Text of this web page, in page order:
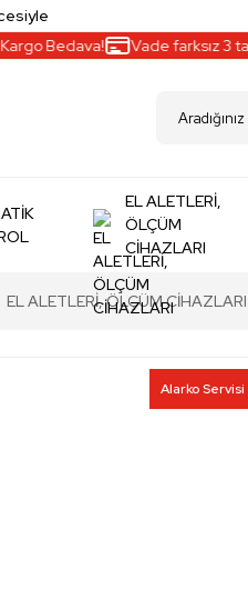
Bedava! Vade farksız 3 taksit
EL ALETLERİ,
ÖLÇÜM
CİHAZLARI
EL ALETLERİ, ÖLÇÜM CİHAZLARI
Alarko